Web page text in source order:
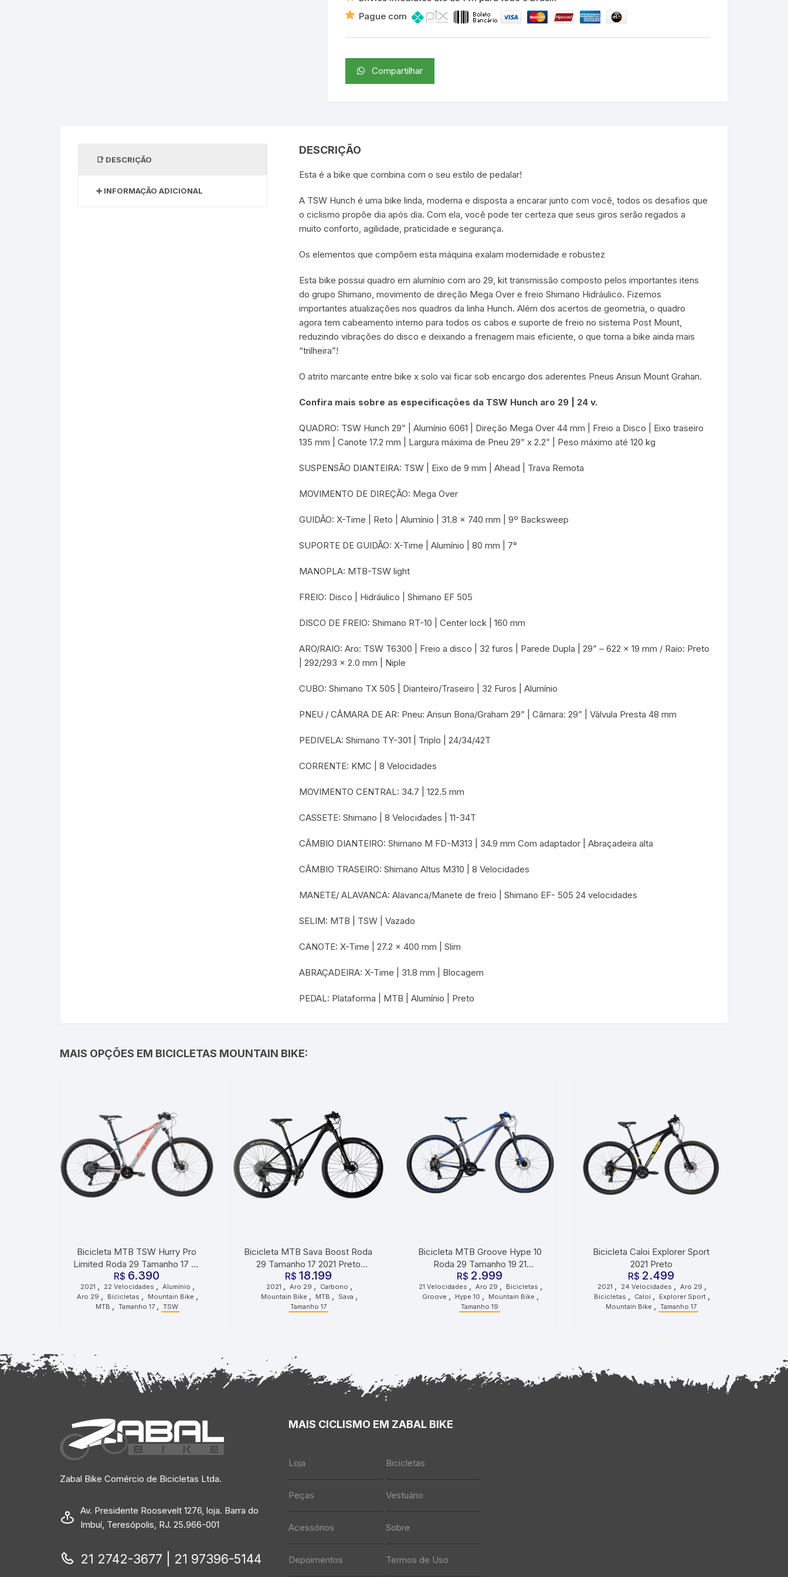
Pague com
Compartilhar
DESCRIÇÃO
INFORMAÇÃO ADICIONAL
DESCRIÇÃO
Esta é a bike que combina com o seu estilo de pedalar!
A TSW Hunch é uma bike linda, moderna e disposta a encarar junto com você, todos os desafios que
o ciclismo propõe dia após dia. Com ela, você pode ter certeza que seus giros serão regados a
muito conforto, agilidade, praticidade e segurança.
Os elementos que compõem esta máquina exalam modernidade e robustez
Esta bike possui quadro em alumínio com aro 29, kit transmissão composto pelos importantes itens
do grupo Shimano, movimento de direção Mega Over e freio Shimano Hidráulico. Fizemos
importantes atualizações nos quadros da linha Hunch. Além dos acertos de geometria, o quadro
agora tem cabeamento interno para todos os cabos e suporte de freio no sistema Post Mount,
reduzindo vibrações do disco e deixando a frenagem mais eficiente, o que torna a bike ainda mais
“trilheira”!
O atrito marcante entre bike x solo vai ficar sob encargo dos aderentes Pneus Arisun Mount Grahan.
Confira mais sobre as especificações da TSW Hunch aro 29 | 24 v.
QUADRO: TSW Hunch 29” | Alumínio 6061 | Direção Mega Over 44 mm | Freio a Disco | Eixo traseiro
135 mm | Canote 17.2 mm | Largura máxima de Pneu 29” x 2.2” | Peso máximo até 120 kg
SUSPENSÃO DIANTEIRA: TSW | Eixo de 9 mm | Ahead | Trava Remota
MOVIMENTO DE DIREÇÃO: Mega Over
GUIDÃO: X-Time | Reto | Alumínio | 31.8 x 740 mm | 9º Backsweep
SUPORTE DE GUIDÃO: X-Time | Alumínio | 80 mm | 7°
MANOPLA: MTB-TSW light
FREIO: Disco | Hidráulico | Shimano EF 505
DISCO DE FREIO: Shimano RT-10 | Center lock | 160 mm
ARO/RAIO: Aro: TSW T6300 | Freio a disco | 32 furos | Parede Dupla | 29” – 622 x 19 mm / Raio: Preto
| 292/293 x 2.0 mm | Niple
CUBO: Shimano TX 505 | Dianteiro/Traseiro | 32 Furos | Alumínio
PNEU / CÂMARA DE AR: Pneu: Arisun Bona/Graham 29” | Câmara: 29” | Válvula Presta 48 mm
PEDIVELA: Shimano TY-301 | Triplo | 24/34/42T
CORRENTE: KMC | 8 Velocidades
MOVIMENTO CENTRAL: 34.7 | 122.5 mm
CASSETE: Shimano | 8 Velocidades | 11-34T
CÂMBIO DIANTEIRO: Shimano M FD-M313 | 34.9 mm Com adaptador | Abraçadeira alta
CÂMBIO TRASEIRO: Shimano Altus M310 | 8 Velocidades
MANETE/ ALAVANCA: Alavanca/Manete de freio | Shimano EF- 505 24 velocidades
SELIM: MTB | TSW | Vazado
CANOTE: X-Time | 27.2 x 400 mm | Slim
ABRAÇADEIRA: X-Time | 31.8 mm | Blocagem
PEDAL: Plataforma | MTB | Alumínio | Preto
MAIS OPÇÕES EM BICICLETAS MOUNTAIN BIKE:
Bicicleta MTB TSW Hurry Pro
Limited Roda 29 Tamanho 17 22
Velocidades 2021 Cinza
Vermelho
R$ 6.390
2021 , 22 Velocidades , Alumínio ,
Aro 29 , Bicicletas , Mountain Bike ,
MTB , Tamanho 17 , TSW
Bicicleta MTB Sava Boost Roda
29 Tamanho 17 2021 Preto
Grafite
R$ 18.199
2021 , Aro 29 , Carbono ,
Mountain Bike , MTB , Sava ,
Tamanho 17
Bicicleta MTB Groove Hype 10
Roda 29 Tamanho 19 21
Velocidades Grafite Azul Preto
R$ 2.999
21 Velocidades , Aro 29 , Bicicletas ,
Groove , Hype 10 , Mountain Bike ,
Tamanho 19
Bicicleta Caloi Explorer Sport
2021 Preto
R$ 2.499
2021 , 24 Velocidades , Aro 29 ,
Bicicletas , Caloi , Explorer Sport ,
Mountain Bike , Tamanho 17
Zabal Bike Comércio de Bicicletas Ltda.
Av. Presidente Roosevelt 1276, loja. Barra do
Imbuí, Teresópolis, RJ. 25.966-001
21 2742-3677 | 21 97396-5144
MAIS CICLISMO EM ZABAL BIKE
Loja Bicicletas
Peças Vestuário
Acessórios Sobre
Depoimentos Termos de Uso